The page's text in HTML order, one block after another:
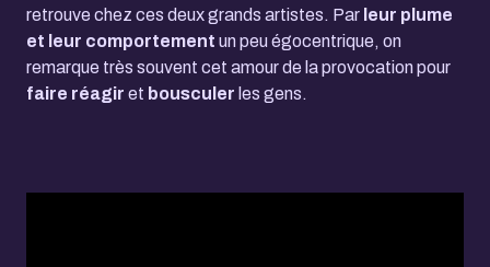
retrouve chez ces deux grands artistes. Par leur plume
et leur comportement un peu égocentrique, on
remarque très souvent cet amour de la provocation pour
faire réagir et bousculer les gens.